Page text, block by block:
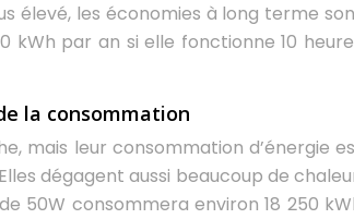
élevé, les économies à long terme
kWh par an si elle fonctionne 10
la consommation
mais leur consommation d’énergie
dégagent aussi beaucoup de
50W consommera environ 18 250